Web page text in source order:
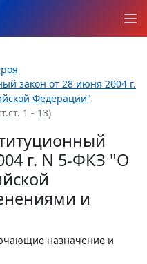
закон от 28 июня 2004 г.
Федерации"
1 - 13)
г. N 5-ФКЗ "О
и
назначение и